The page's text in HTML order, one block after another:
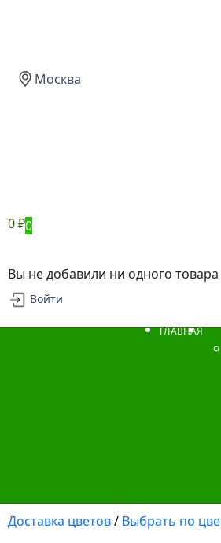
Москва
0₽0
Вы не добавили ни одного
Войти
ГЛАВНАЯ
Доставка цветов/ Выбрать по